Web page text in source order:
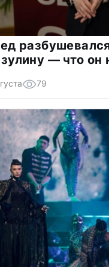
— что он
79